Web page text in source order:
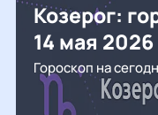
Козерог:
14 мая 2026
Гороскоп на